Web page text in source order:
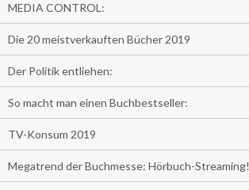
MEDIA CONTROL:
Die 20 meistverkauften Bücher 2019
Der Politik entliehen:
So macht man einen Buchbestseller:
TV-Konsum 2019
Megatrend der Buchmesse: Hörbuch-Streaming!